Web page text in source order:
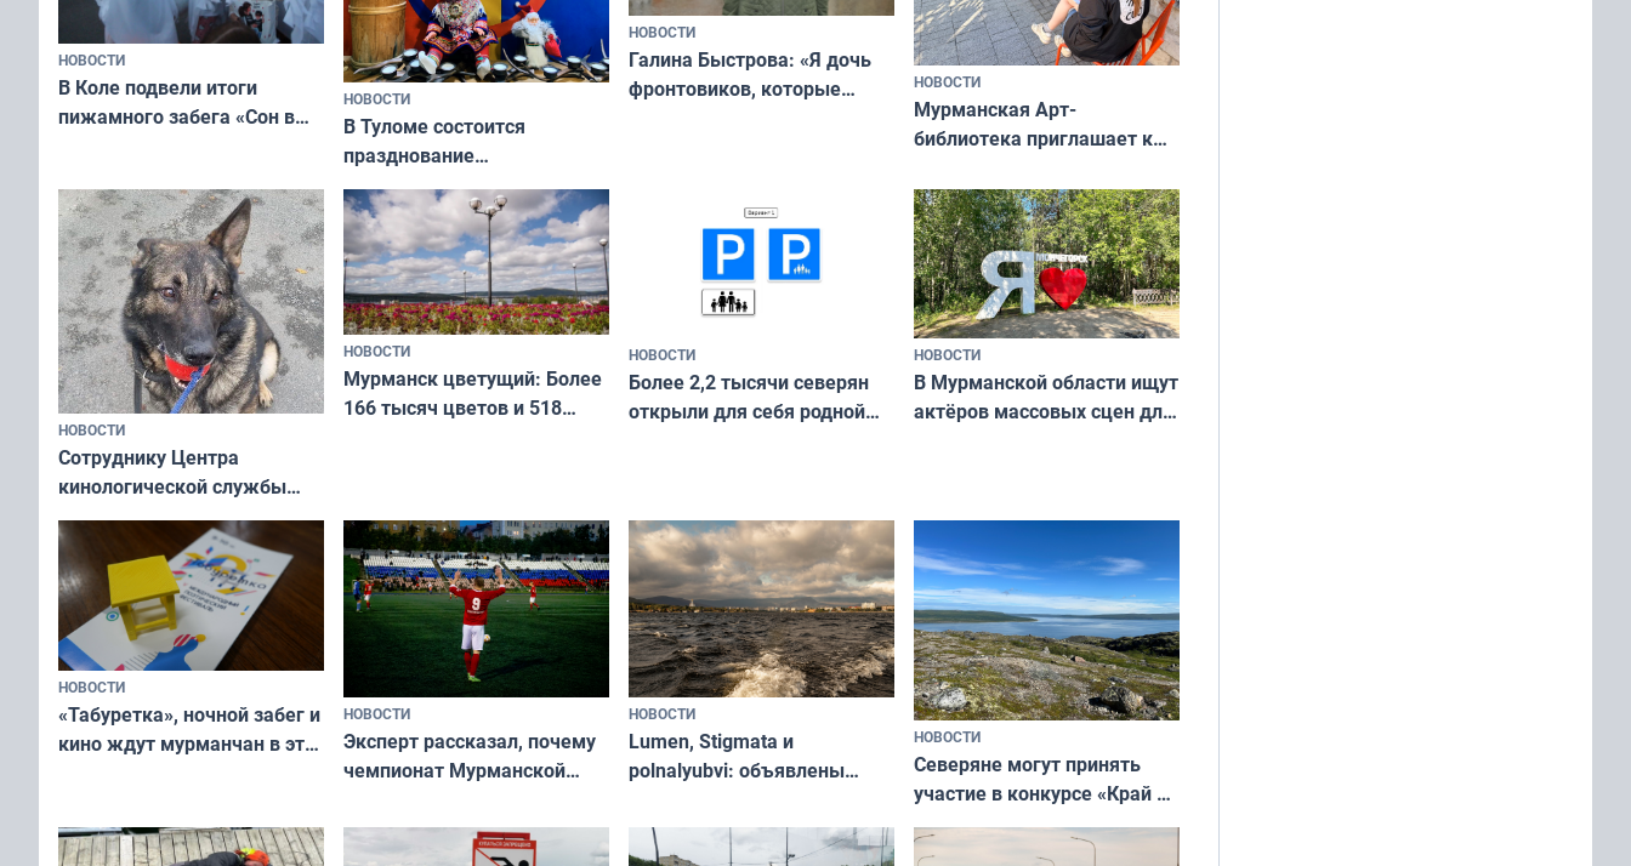
НОВОСТИ
В Коле подвели итоги
пижамного забега «Сон в
НОВОСТИ
В Туломе состоится
празднование
Международного дня
коренных народов мира
НОВОСТИ
Галина Быстрова: «Я дочь
фронтовиков, которые
НОВОСТИ
Мурманская Арт-
библиотека приглашает к
и фотографов
НОВОСТИ
Сотруднику Центра
кинологической службы
ищут новый дом
НОВОСТИ
Мурманск цветущий: Более
166 тысяч цветов и 518
НОВОСТИ
Более 2,2 тысячи северян
открыли для себя родной
НОВОСТИ
В Мурманской области ищут
актёров массовых сцен для
НОВОСТИ
«Табуретка», ночной забег и
кино ждут мурманчан в эти
НОВОСТИ
Эксперт рассказал, почему
чемпионат Мурманской
незамеченным
НОВОСТИ
Lumen, Stigmata и
polnalyubvi: объявлены
«Имандра» в 2026 года
НОВОСТИ
Северяне могут принять
участие в конкурсе «Край у
северной границы: фотогид
по Печенгскому округу»